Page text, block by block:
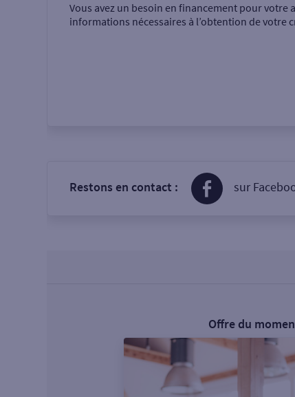
Vous avez un besoin en financement pour
informations nécessaires à l’obtention de votre
Restons en contact : sur
Offre du